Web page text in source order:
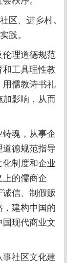
区、进乡村。
践。
理道德规范
工具理性教
儒教诗书礼
影响，从而
魂，从事企
德规范指导
制度和企业
的儒商企
信、制假贩
建构中国的
现代商业文
社区文化建